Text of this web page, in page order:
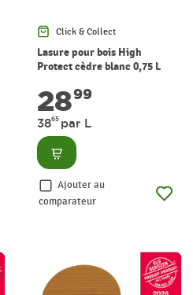
Click & Collect
Lasure pour bois High
Protect cèdre blanc 0,75 L
2899
3865 par L
Consulter
Ajouter au
comparateur